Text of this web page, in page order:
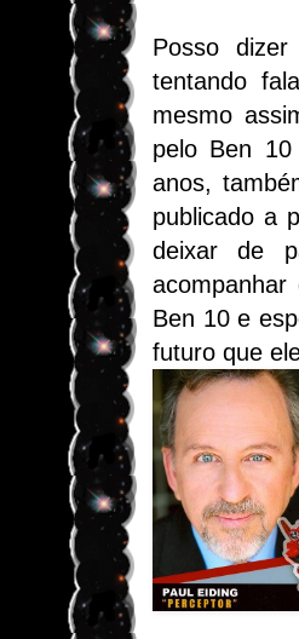
Posso
tentando
mesmo
pelo Ben
anos,
publicado a
deixar de
Ben 10 e
futuro que